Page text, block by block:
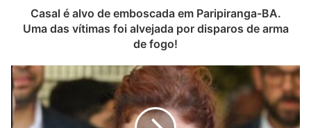
Casal é alvo de emboscada em Paripiranga-BA.
Uma das vítimas foi alvejada por disparos de arma
de fogo!